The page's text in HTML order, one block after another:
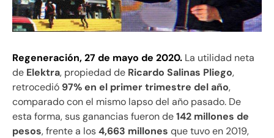
Regeneración, 27 de mayo de 2020. La utilidad neta
de Elektra, propiedad de Ricardo Salinas Pliego,
retrocedió 97% en el primer trimestre del año,
comparado con el mismo lapso del año pasado. De
esta forma, sus ganancias fueron de142 millones de
pesos, frente a los4,663 millones que tuvo en 2019,